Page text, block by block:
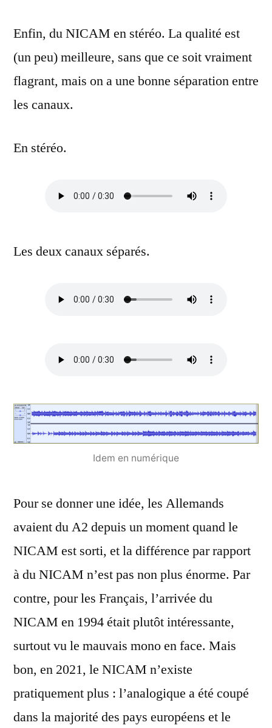
Enfin, du NICAM en stéréo. La qualité est
(un peu) meilleure, sans que ce soit vraiment
flagrant, mais on a une bonne séparation entre
les canaux.
En stéréo.
Les deux canaux séparés.
Idem en numérique
Pour se donner une idée, les Allemands
avaient du A2 depuis un moment quand le
NICAM est sorti, et la différence par rapport
à du NICAM n’est pas non plus énorme. Par
contre, pour les Français, l’arrivée du
NICAM en 1994 était plutôt intéressante,
surtout vu le mauvais mono en face. Mais
bon, en 2021, le NICAM n’existe
pratiquement plus : l’analogique a été coupé
dans la majorité des pays européens et le